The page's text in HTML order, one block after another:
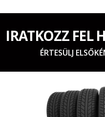
IRATKOZZ FEL
ÉRTESÜLJ